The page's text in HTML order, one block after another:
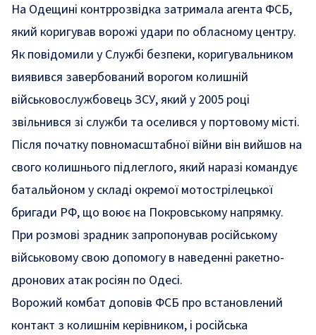
На Одещині контррозвідка затримала агента ФСБ,
який коригував ворожі удари по обласному центру.
Як повідомили у Службі безпеки, коригувальником
виявився завербований ворогом колишній
військовослужбовець ЗСУ, який у 2005 році
звільнився зі служби та оселився у портовому місті.
Після початку повномасштабної війни він вийшов на
свого колишнього підлеглого, який наразі командує
батальйоном у складі окремої мотострілецької
бригади РФ, що воює на Покровському напрямку.
При розмові зрадник запропонував російському
військовому свою допомогу в наведенні ракетно-
дронових атак росіян по Одесі.
Ворожий комбат доповів ФСБ про встановлений
контакт з колишнім керівником, і російська